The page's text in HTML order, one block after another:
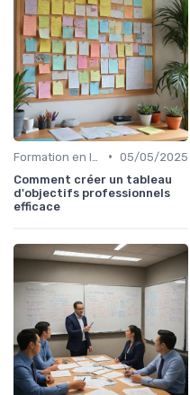
• 05/05/2025
Comment créer un tableau
d'objectifs professionnels
efficace